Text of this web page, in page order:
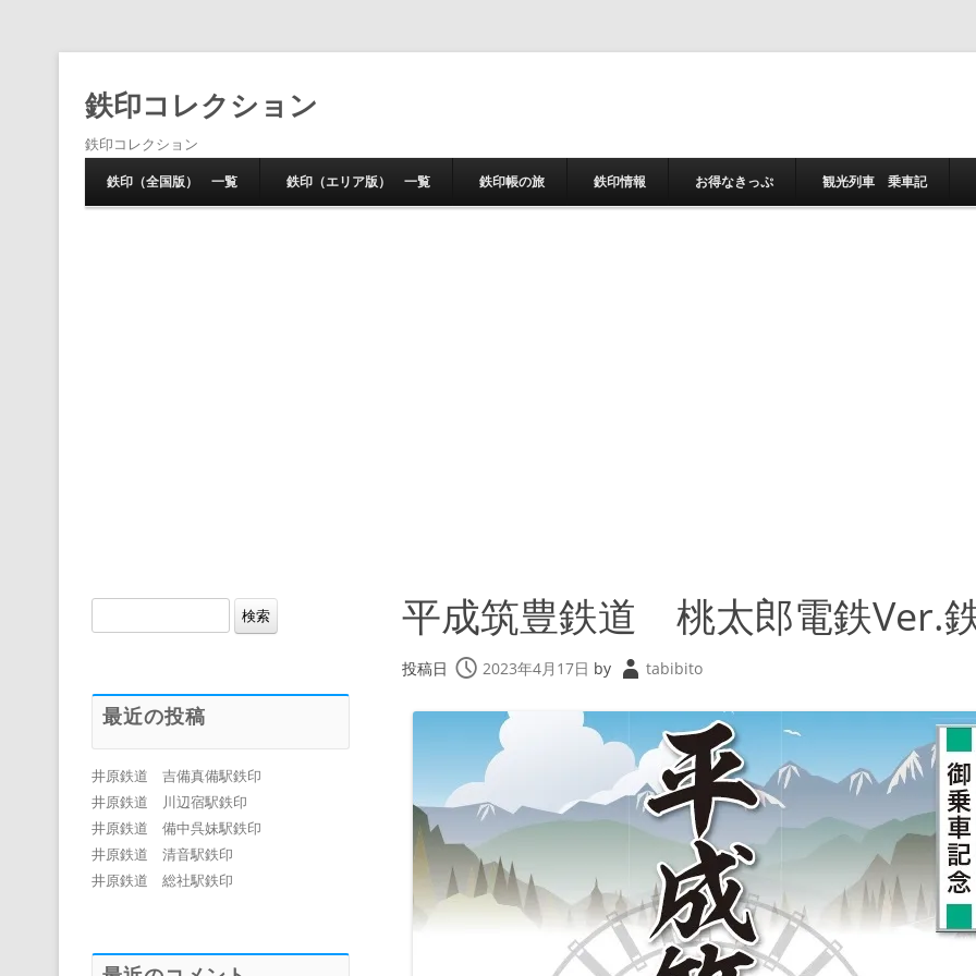
鉄印コレクション
鉄印コレクション
鉄印（全国版） 一覧 鉄印（エリア版） 一覧 鉄印帳の旅 鉄印情報 お得なきっぷ 観光列車 乗車記
平成筑豊鉄道 桃太郎電鉄Ver.
投稿日 2023年4月17日 by tabibito
索:
最近の投稿
井原鉄道 吉備真備駅鉄印
井原鉄道 川辺宿駅鉄印
井原鉄道 備中呉妹駅鉄印
井原鉄道 清音駅鉄印
井原鉄道 総社駅鉄印